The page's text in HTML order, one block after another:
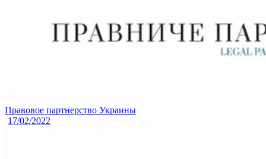
Правовое партнерство Украины
17/02/2022